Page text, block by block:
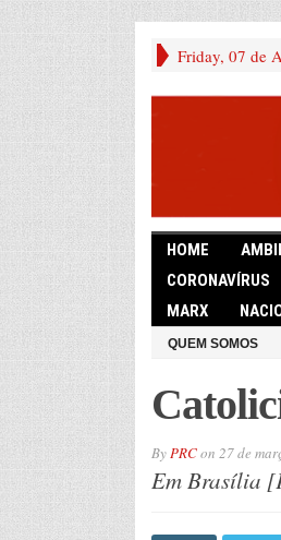
Friday, 07 de
HOME
CORONAVÍRUS
MARX
QUEM SOMOS
ByPRCon 27 de
Em Brasília